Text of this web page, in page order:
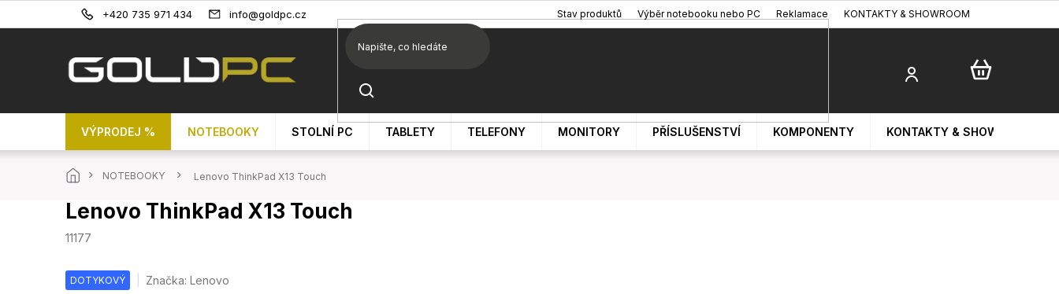
+420 735 971 434 info@goldpc.cz Stav produktů Výběr notebooku nebo PC Reklamace KONTAKTY & SHOWROOM
VÝPRODEJ % NOTEBOOKY STOLNÍ PC TABLETY TELEFONY MONITORY PŘÍSLUŠENSTVÍ KOMPONENTY KONTAKTY & SHOWROOM
DomůNOTEBOOKY Lenovo ThinkPad X13 Touch
Lenovo ThinkPad X13 Touch
11177
DOTYKOVÝ Značka:Lenovo